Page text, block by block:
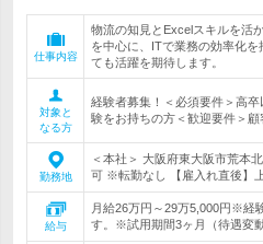
仕事内容
物流の知見とExcelスキルを活
を中心に、ITで業務の効率化
ても活躍を期待します。
対象と
なる方
経験者募集！＜必須要件＞高
験をお持ちの方＜歓迎要件＞
勤務地
＜本社＞ 大阪府東大阪市荒本
可 ※転勤なし 【雇入れ直後】
給与
月給26万円～29万5,000円※経
す。※試用期間3ヶ月（待遇変